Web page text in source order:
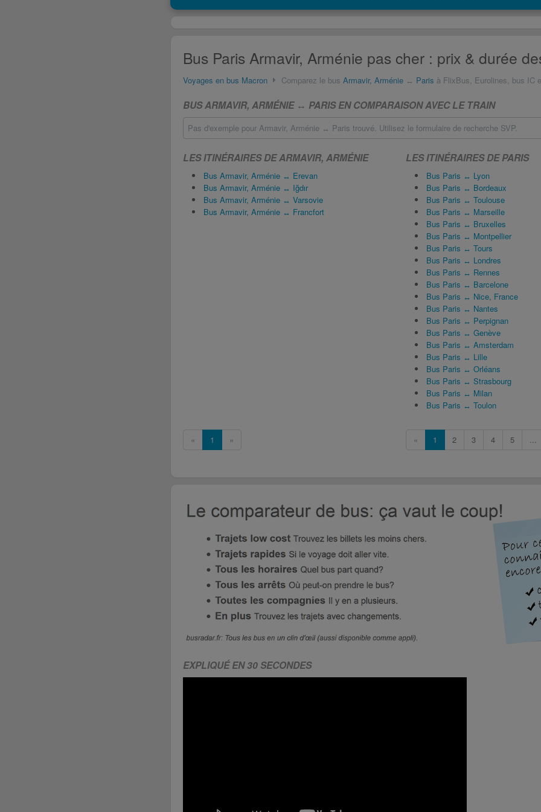
Bus Paris Armavir, Arménie pas cher : prix & durée
Voyages en bus Macron Comparez le bus Armavir, Arménie ↔ Paris à FlixBus, Eurolines, bus IC
BUS ARMAVIR, ARMÉNIE ↔ PARIS EN COMPARAISON AVEC LE TRAIN
Pas d'exemple pour Armavir, Arménie ↔ Paris trouvé. Utilisez le formulaire de recherche SVP.
LES ITINÉRAIRES DE ARMAVIR, ARMÉNIE
Bus Armavir, Arménie ↔ Erevan
Bus Armavir, Arménie ↔ Iğdır
Bus Armavir, Arménie ↔ Varsovie
Bus Armavir, Arménie ↔ Francfort
« 1 »
LES ITINÉRAIRES DE PARIS
Bus Paris ↔ Lyon
Bus Paris ↔ Bordeaux
Bus Paris ↔ Toulouse
Bus Paris ↔ Marseille
Bus Paris ↔ Bruxelles
Bus Paris ↔ Montpellier
Bus Paris ↔ Tours
Bus Paris ↔ Londres
Bus Paris ↔ Rennes
Bus Paris ↔ Barcelone
Bus Paris ↔ Nice, France
Bus Paris ↔ Nantes
Bus Paris ↔ Perpignan
Bus Paris ↔ Genève
Bus Paris ↔ Amsterdam
Bus Paris ↔ Lille
Bus Paris ↔ Orléans
Bus Paris ↔ Strasbourg
Bus Paris ↔ Milan
Bus Paris ↔ Toulon
« 1 2 3 4 5 ...
EXPLIQUÉ EN 30 SECONDES